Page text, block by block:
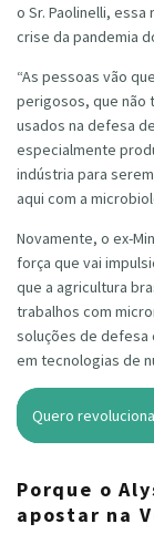
o Sr. Paolinelli,
crise da pandemia
“As pessoas vão
perigosos, que não
usados na defesa
especialmente
indústria para
aqui com a
Novamente, o ex-
força que vai
que a agricultura
trabalhos com
soluções de defesa
em tecnologias de
Quero
Porque o
apostar na